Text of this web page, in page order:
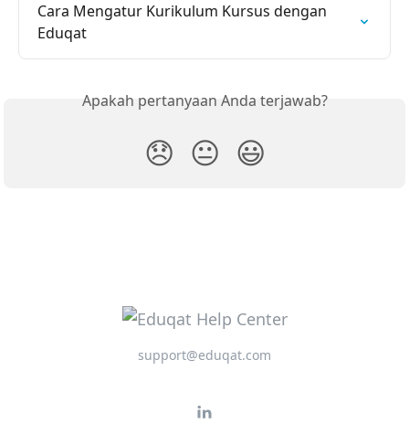
Cara Mengatur Kurikulum Kursus dengan
Eduqat
Apakah pertanyaan Anda terjawab?
😞 😐 😃
support@eduqat.com